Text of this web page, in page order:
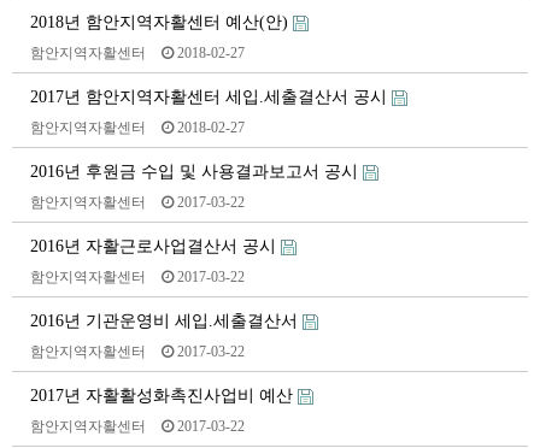
2018년 함안지역자활센터 예산(안)
함안지역자활센터 2018-02-27
2017년 함안지역자활센터 세입.세출결산서 공시
함안지역자활센터 2018-02-27
2016년 후원금 수입 및 사용결과보고서 공시
함안지역자활센터 2017-03-22
2016년 자활근로사업결산서 공시
함안지역자활센터 2017-03-22
2016년 기관운영비 세입.세출결산서
함안지역자활센터 2017-03-22
2017년 자활활성화촉진사업비 예산
함안지역자활센터 2017-03-22